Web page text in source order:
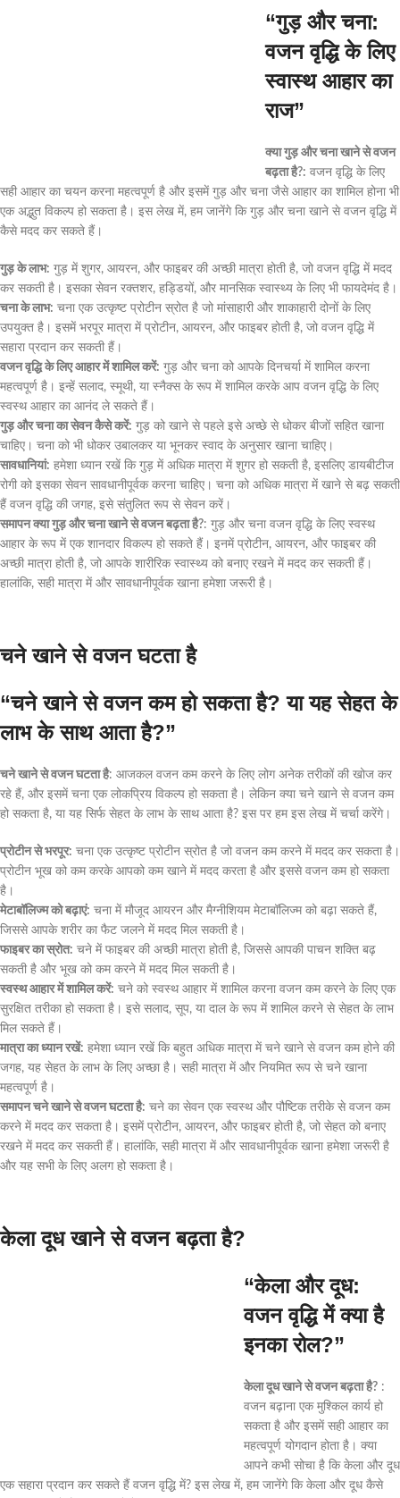
“गुड़ और चना:
वजन वृद्धि के लिए
स्वास्थ आहार का
राज”
क्या गुड़ और चना खाने से वजन
बढ़ता है?: वजन वृद्धि के लिए
सही आहार का चयन करना महत्वपूर्ण है और इसमें गुड़ और चना जैसे आहार का शामिल होना भी
एक अद्भुत विकल्प हो सकता है। इस लेख में, हम जानेंगे कि गुड़ और चना खाने से वजन वृद्धि में
कैसे मदद कर सकते हैं।
गुड़ के लाभ: गुड़ में शुगर, आयरन, और फाइबर की अच्छी मात्रा होती है, जो वजन वृद्धि में मदद
कर सकती है। इसका सेवन रक्तशर, हड्डियों, और मानसिक स्वास्थ्य के लिए भी फायदेमंद है।
चना के लाभ: चना एक उत्कृष्ट प्रोटीन स्रोत है जो मांसाहारी और शाकाहारी दोनों के लिए
उपयुक्त है। इसमें भरपूर मात्रा में प्रोटीन, आयरन, और फाइबर होती है, जो वजन वृद्धि में
सहारा प्रदान कर सकती हैं।
वजन वृद्धि के लिए आहार में शामिल करें: गुड़ और चना को आपके दिनचर्या में शामिल करना
महत्वपूर्ण है। इन्हें सलाद, स्मूथी, या स्नैक्स के रूप में शामिल करके आप वजन वृद्धि के लिए
स्वस्थ आहार का आनंद ले सकते हैं।
गुड़ और चना का सेवन कैसे करें: गुड़ को खाने से पहले इसे अच्छे से धोकर बीजों सहित खाना
चाहिए। चना को भी धोकर उबालकर या भूनकर स्वाद के अनुसार खाना चाहिए।
सावधानियां: हमेशा ध्यान रखें कि गुड़ में अधिक मात्रा में शुगर हो सकती है, इसलिए डायबीटीज
रोगी को इसका सेवन सावधानीपूर्वक करना चाहिए। चना को अधिक मात्रा में खाने से बढ़ सकती
हैं वजन वृद्धि की जगह, इसे संतुलित रूप से सेवन करें।
समापन क्या गुड़ और चना खाने से वजन बढ़ता है?: गुड़ और चना वजन वृद्धि के लिए स्वस्थ
आहार के रूप में एक शानदार विकल्प हो सकते हैं। इनमें प्रोटीन, आयरन, और फाइबर की
अच्छी मात्रा होती है, जो आपके शारीरिक स्वास्थ्य को बनाए रखने में मदद कर सकती हैं।
हालांकि, सही मात्रा में और सावधानीपूर्वक खाना हमेशा जरूरी है।
चने खाने से वजन घटता है
“चने खाने से वजन कम हो सकता है? या यह सेहत के
लाभ के साथ आता है?”
चने खाने से वजन घटता है: आजकल वजन कम करने के लिए लोग अनेक तरीकों की खोज कर
रहे हैं, और इसमें चना एक लोकप्रिय विकल्प हो सकता है। लेकिन क्या चने खाने से वजन कम
हो सकता है, या यह सिर्फ सेहत के लाभ के साथ आता है? इस पर हम इस लेख में चर्चा करेंगे।
प्रोटीन से भरपूर: चना एक उत्कृष्ट प्रोटीन स्रोत है जो वजन कम करने में मदद कर सकता है।
प्रोटीन भूख को कम करके आपको कम खाने में मदद करता है और इससे वजन कम हो सकता
है।
मेटाबॉलिज्म को बढ़ाएं: चना में मौजूद आयरन और मैग्नीशियम मेटाबॉलिज्म को बढ़ा सकते हैं,
जिससे आपके शरीर का फैट जलने में मदद मिल सकती है।
फाइबर का स्रोत: चने में फाइबर की अच्छी मात्रा होती है, जिससे आपकी पाचन शक्ति बढ़
सकती है और भूख को कम करने में मदद मिल सकती है।
स्वस्थ आहार में शामिल करें: चने को स्वस्थ आहार में शामिल करना वजन कम करने के लिए एक
सुरक्षित तरीका हो सकता है। इसे सलाद, सूप, या दाल के रूप में शामिल करने से सेहत के लाभ
मिल सकते हैं।
मात्रा का ध्यान रखें: हमेशा ध्यान रखें कि बहुत अधिक मात्रा में चने खाने से वजन कम होने की
जगह, यह सेहत के लाभ के लिए अच्छा है। सही मात्रा में और नियमित रूप से चने खाना
महत्वपूर्ण है।
समापन चने खाने से वजन घटता है: चने का सेवन एक स्वस्थ और पौष्टिक तरीके से वजन कम
करने में मदद कर सकता है। इसमें प्रोटीन, आयरन, और फाइबर होती है, जो सेहत को बनाए
रखने में मदद कर सकती हैं। हालांकि, सही मात्रा में और सावधानीपूर्वक खाना हमेशा जरूरी है
और यह सभी के लिए अलग हो सकता है।
केला दूध खाने से वजन बढ़ता है?
“केला और दूध:
वजन वृद्धि में क्या है
इनका रोल?”
केला दूध खाने से वजन बढ़ता है? :
वजन बढ़ाना एक मुश्किल कार्य हो
सकता है और इसमें सही आहार का
महत्वपूर्ण योगदान होता है। क्या
आपने कभी सोचा है कि केला और दूध
एक सहारा प्रदान कर सकते हैं वजन वृद्धि में? इस लेख में, हम जानेंगे कि केला और दूध कैसे